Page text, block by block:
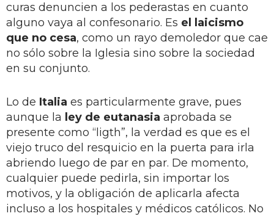
curas denuncien a los pederastas en cuanto
alguno vaya al confesonario. Es el laicismo
que no cesa, como un rayo demoledor que cae
no sólo sobre la Iglesia sino sobre la sociedad
en su conjunto.
Lo de Italia es particularmente grave, pues
aunque la ley de eutanasia aprobada se
presente como “ligth”, la verdad es que es el
viejo truco del resquicio en la puerta para irla
abriendo luego de par en par. De momento,
cualquier puede pedirla, sin importar los
motivos, y la obligación de aplicarla afecta
incluso a los hospitales y médicos católicos. No